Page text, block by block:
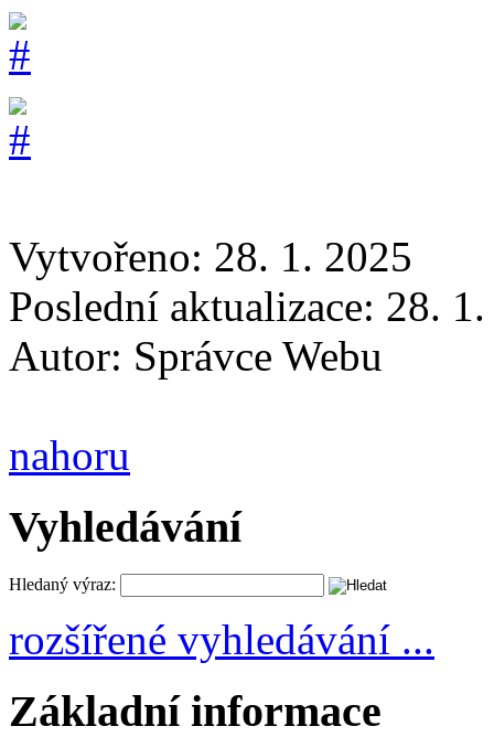
Vytvořeno: 28. 1. 2025
Poslední aktualizace: 28.
Autor: Správce Webu
nahoru
Vyhledávání
Hledaný výraz:
rozšířené vyhledávání ...
Základní informace